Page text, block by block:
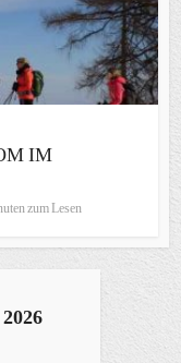
IM
zum Lesen